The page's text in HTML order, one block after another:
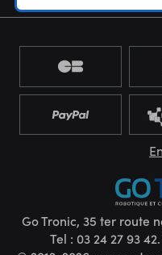
Go Tronic, 35 ter route
Tel : 03 24 27 93